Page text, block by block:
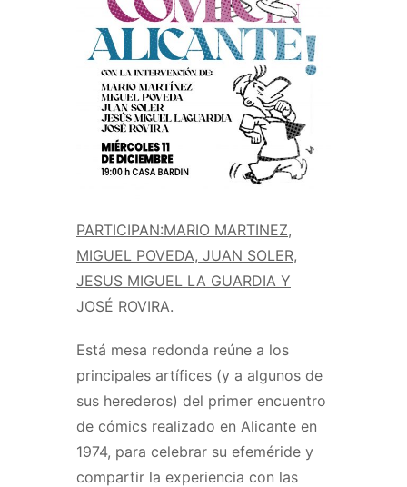
PARTICIPAN:MARIO MARTINEZ,
MIGUEL POVEDA, JUAN SOLER,
JESUS MIGUEL LA GUARDIA Y
JOSÉ ROVIRA.
Está mesa redonda reúne a los
principales artífices (y a algunos de
sus herederos) del primer encuentro
de cómics realizado en Alicante en
1974, para celebrar su efeméride y
compartir la experiencia con las